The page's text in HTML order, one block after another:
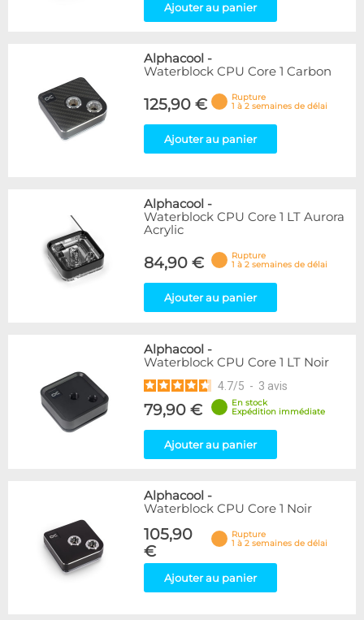
Ajouter au panier
Alphacool -
Waterblock CPU Core 1 Carbon
125,90 €
Rupture
1 à 2 semaines de délai
Ajouter au panier
Alphacool -
Waterblock CPU Core 1 LT Aurora
Acrylic
84,90 €
Rupture
1 à 2 semaines de délai
Ajouter au panier
Alphacool -
Waterblock CPU Core 1 LT Noir
4.7/5 - 3 avis
79,90 €
En stock
Expédition immédiate
Ajouter au panier
Alphacool -
Waterblock CPU Core 1 Noir
105,90
€
Rupture
1 à 2 semaines de délai
Ajouter au panier